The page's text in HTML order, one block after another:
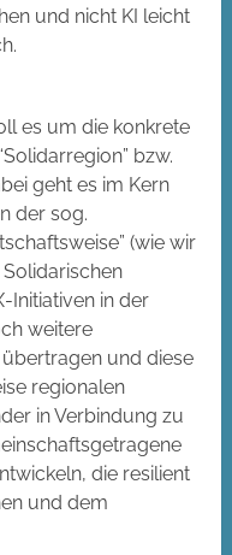
und nicht KI leicht
es um die konkrete
bzw.
geht es im Kern
der sog.
(wie wir
Initiativen in der
weitere
und diese
regionalen
in Verbindung zu
die resilient
und dem